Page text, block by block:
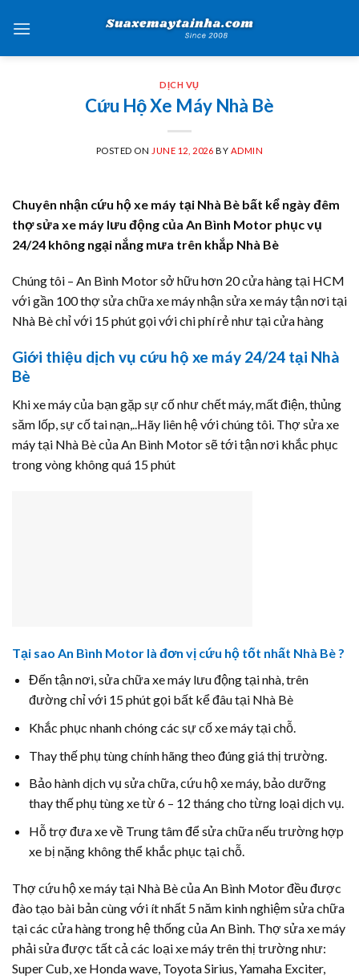
DỊCH VỤ
Cứu Hộ Xe Máy Nhà Bè
POSTED ON JUNE 12, 2026 BY ADMIN
Chuyên nhận cứu hộ xe máy tại Nhà Bè bất kể ngày đêm
thợ sửa xe máy lưu động của An Bình Motor phục vụ
24/24 không ngại nắng mưa trên khắp Nhà Bè
Chúng tôi – An Bình Motor sở hữu hơn 20 cửa hàng tại HCM
với gần 100 thợ sửa chữa xe máy nhận sửa xe máy tận nơi tại
Nhà Bè chỉ với 15 phút gọi với chi phí rẻ như tại cửa hàng
Giới thiệu dịch vụ cứu hộ xe máy 24/24 tại Nhà
Bè
Khi xe máy của bạn gặp sự cố như chết máy, mất điện, thủng
săm lốp, sự cố tai nạn,..Hãy liên hệ với chúng tôi. Thợ sửa xe
máy tại Nhà Bè của An Bình Motor sẽ tới tận nơi khắc phục
trong vòng không quá 15 phút
Tại sao An Bình Motor là đơn vị cứu hộ tốt nhất Nhà Bè ?
Đến tận nơi, sửa chữa xe máy lưu động tại nhà, trên
đường chỉ với 15 phút gọi bất kể đâu tại Nhà Bè
Khắc phục nhanh chóng các sự cố xe máy tại chỗ.
Thay thế phụ tùng chính hãng theo đúng giá thị trường.
Bảo hành dịch vụ sửa chữa, cứu hộ xe máy, bảo dưỡng
thay thế phụ tùng xe từ 6 – 12 tháng cho từng loại dịch vụ.
Hỗ trợ đưa xe về Trung tâm để sửa chữa nếu trường hợp
xe bị nặng không thể khắc phục tại chỗ.
Thợ cứu hộ xe máy tại Nhà Bè của An Bình Motor đều được
đào tạo bài bản cùng với ít nhất 5 năm kinh nghiệm sửa chữa
tại các cửa hàng trong hệ thống của An Bình. Thợ sửa xe máy
phải sửa được tất cả các loại xe máy trên thị trường như:
Super Cub, xe Honda wave, Toyota Sirius, Yamaha Exciter,